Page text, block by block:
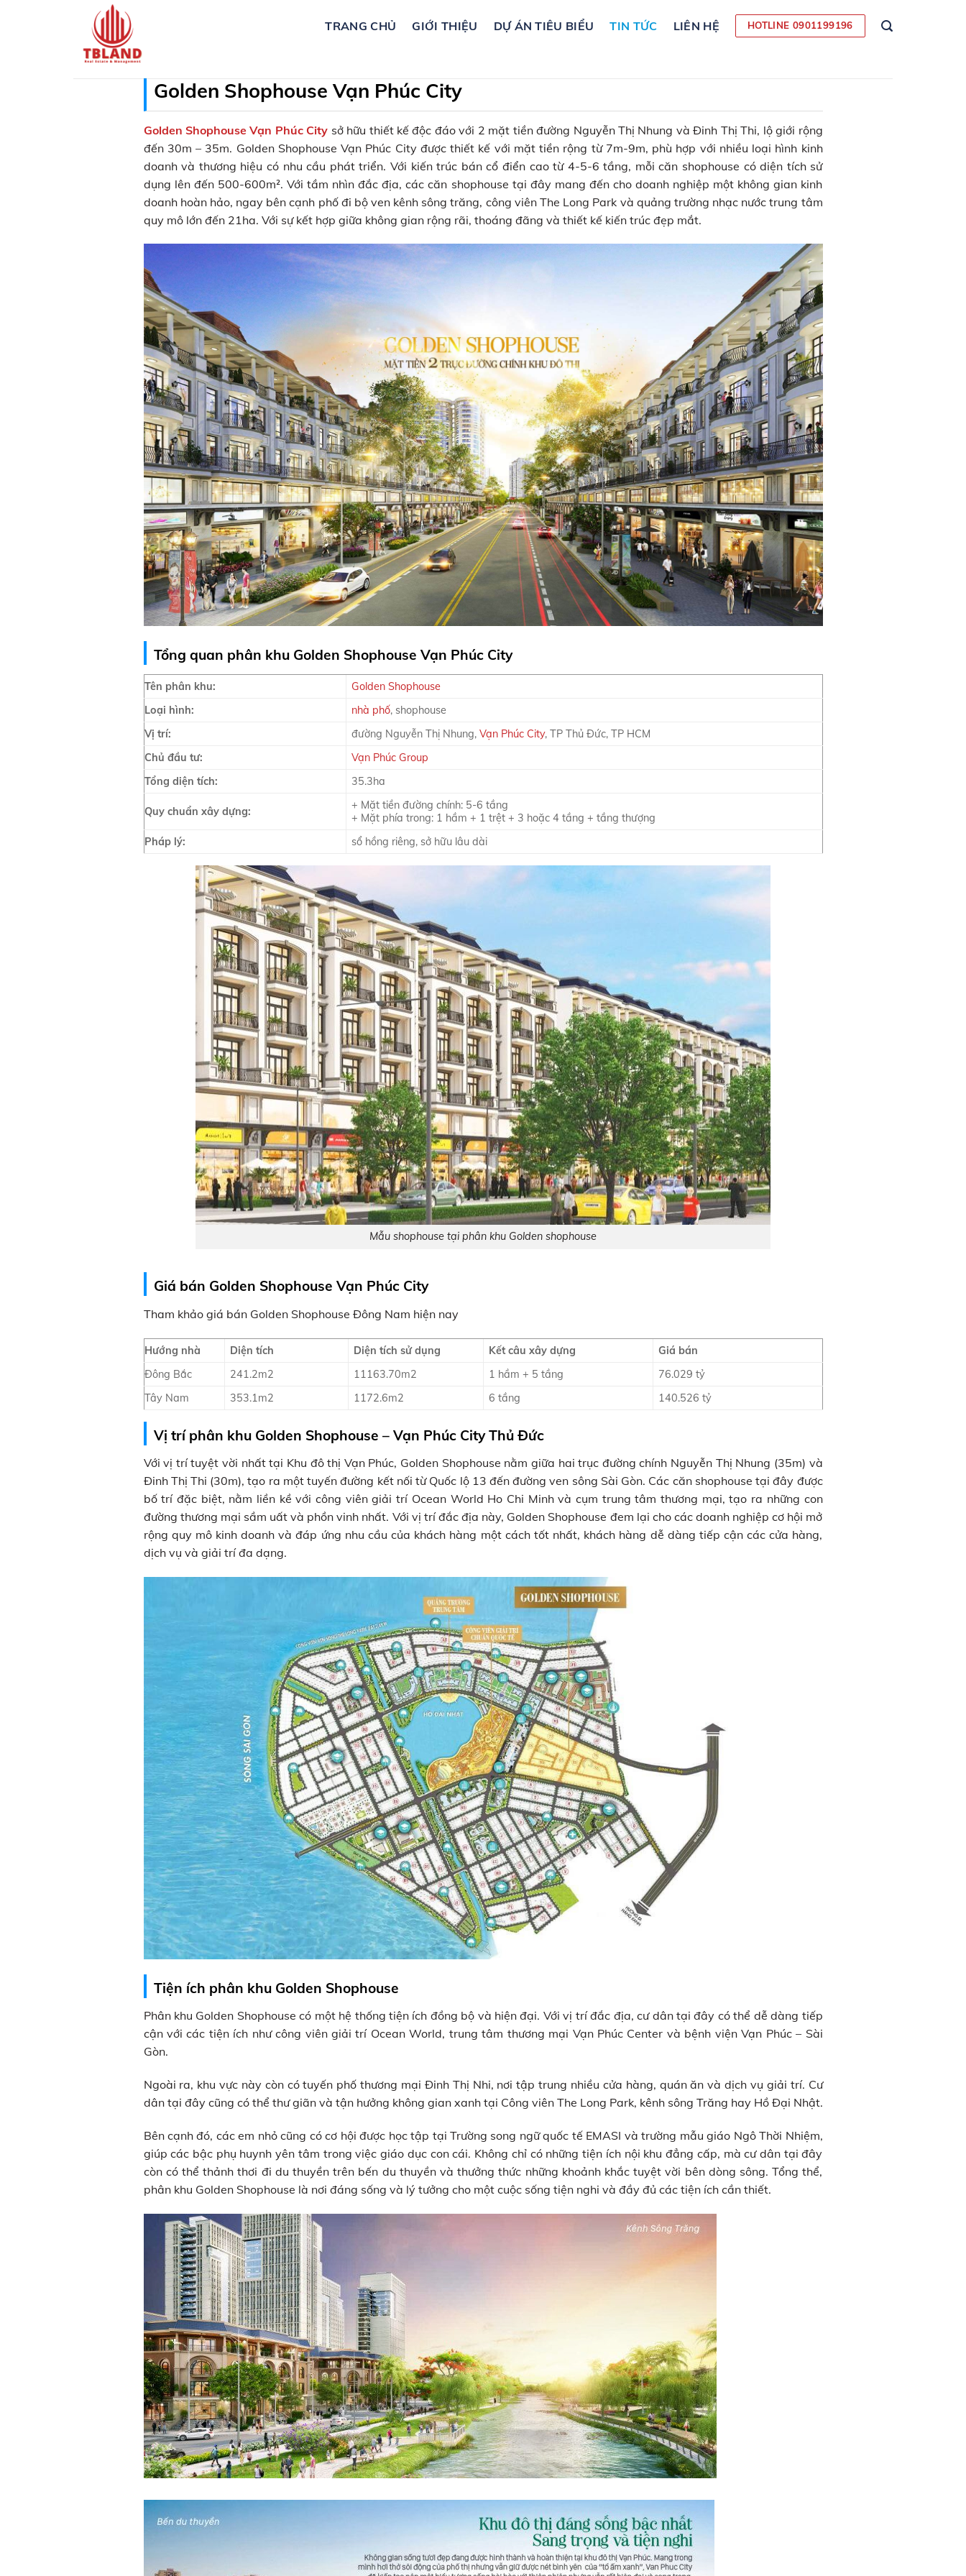
TRANG CHỦ GIỚI THIỆU DỰ ÁN TIÊU BIỂU TIN TỨC LIÊN HỆ HOTLINE 0901199196
Golden Shophouse Vạn Phúc City
Golden Shophouse Vạn Phúc City sở hữu thiết kế độc đáo với 2 mặt tiền đường Nguyễn Thị Nhung và Đinh Thị Thi, lộ giới rộng
đến 30m – 35m. Golden Shophouse Vạn Phúc City được thiết kế với mặt tiền rộng từ 7m-9m, phù hợp với nhiều loại hình kinh
doanh và thương hiệu có nhu cầu phát triển. Với kiến trúc bán cổ điển cao từ 4-5-6 tầng, mỗi căn shophouse có diện tích sử
dụng lên đến 500-600m². Với tầm nhìn đắc địa, các căn shophouse tại đây mang đến cho doanh nghiệp một không gian kinh
doanh hoàn hảo, ngay bên cạnh phố đi bộ ven kênh sông trăng, công viên The Long Park và quảng trường nhạc nước trung tâm
quy mô lớn đến 21ha. Với sự kết hợp giữa không gian rộng rãi, thoáng đãng và thiết kế kiến trúc đẹp mắt.
Tổng quan phân khu Golden Shophouse Vạn Phúc City
Tên phân khu:
Golden Shophouse
Loại hình:
nhà phố, shophouse
Vị trí:
đường Nguyễn Thị Nhung, Vạn Phúc City, TP Thủ Đức, TP HCM
Chủ đầu tư:
Vạn Phúc Group
Tổng diện tích:
35.3ha
Quy chuẩn xây dựng:
+ Mặt tiền đường chính: 5-6 tầng
+ Mặt phía trong: 1 hầm + 1 trệt + 3 hoặc 4 tầng + tầng thượng
Pháp lý:
sổ hồng riêng, sở hữu lâu dài
Mẫu shophouse tại phân khu Golden shophouse
Giá bán Golden Shophouse Vạn Phúc City
Tham khảo giá bán Golden Shophouse Đông Nam hiện nay
Hướng nhà Diện tích Diện tích sử dụng Kết câu xây dựng
Giá bán
Đông Bắc
241.2m2 11163.70m2 1 hầm + 5 tầng
76.029 tỷ
Tây Nam
353.1m2 1172.6m2 6 tầng 140.526 tỷ
Vị trí phân khu Golden Shophouse – Vạn Phúc City Thủ Đức
Với vị trí tuyệt vời nhất tại Khu đô thị Vạn Phúc, Golden Shophouse nằm giữa hai trục đường chính Nguyễn Thị Nhung (35m) và
Đinh Thị Thi (30m), tạo ra một tuyến đường kết nối từ Quốc lộ 13 đến đường ven sông Sài Gòn. Các căn shophouse tại đây được
bố trí đặc biệt, nằm liền kề với công viên giải trí Ocean World Ho Chi Minh và cụm trung tâm thương mại, tạo ra những con
đường thương mại sầm uất và phồn vinh nhất. Với vị trí đắc địa này, Golden Shophouse đem lại cho các doanh nghiệp cơ hội mở
rộng quy mô kinh doanh và đáp ứng nhu cầu của khách hàng một cách tốt nhất, khách hàng dễ dàng tiếp cận các cửa hàng,
dịch vụ và giải trí đa dạng.
Tiện ích phân khu Golden Shophouse
Phân khu Golden Shophouse có một hệ thống tiện ích đồng bộ và hiện đại. Với vị trí đắc địa, cư dân tại đây có thể dễ dàng tiếp
cận với các tiện ích như công viên giải trí Ocean World, trung tâm thương mại Vạn Phúc Center và bệnh viện Vạn Phúc – Sài
Gòn.
Ngoài ra, khu vực này còn có tuyến phố thương mại Đinh Thị Nhi, nơi tập trung nhiều cửa hàng, quán ăn và dịch vụ giải trí. Cư
dân tại đây cũng có thể thư giãn và tận hưởng không gian xanh tại Công viên The Long Park, kênh sông Trăng hay Hồ Đại Nhật.
Bên cạnh đó, các em nhỏ cũng có cơ hội được học tập tại Trường song ngữ quốc tế EMASI và trường mẫu giáo Ngô Thời Nhiệm,
giúp các bậc phụ huynh yên tâm trong việc giáo dục con cái. Không chỉ có những tiện ích nội khu đẳng cấp, mà cư dân tại đây
còn có thể thảnh thơi đi du thuyền trên bến du thuyền và thưởng thức những khoảnh khắc tuyệt vời bên dòng sông. Tổng thể,
phân khu Golden Shophouse là nơi đáng sống và lý tưởng cho một cuộc sống tiện nghi và đầy đủ các tiện ích cần thiết.